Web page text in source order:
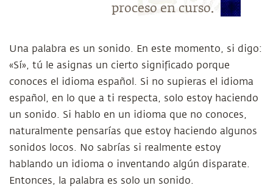
proceso en curso.
Una palabra es un sonido. En este momento, si digo:
«Sí», tú le asignas un cierto significado porque
conoces el idioma español. Si no supieras el idioma
español, en lo que a ti respecta, solo estoy haciendo
un sonido. Si hablo en un idioma que no conoces,
naturalmente pensarías que estoy haciendo algunos
sonidos locos. No sabrías si realmente estoy
hablando un idioma o inventando algún disparate.
Entonces, la palabra es solo un sonido.